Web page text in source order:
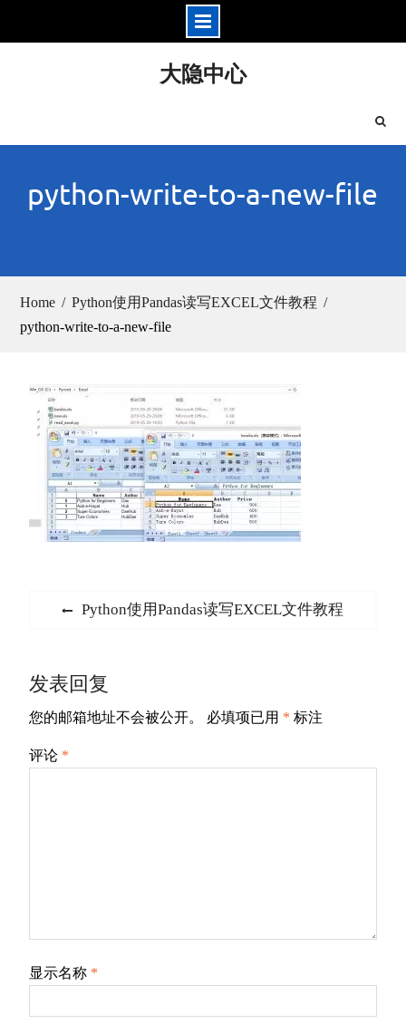
大隐中心
python-write-to-a-new-file
Home
Python使用Pandas读写EXCEL文件教程
python-write-to-a-new-file
航
Previous
Python使用Pandas读写EXCEL文件教程
发表回复
您的邮箱地址不会被公开。 必填项已用 * 标注
评论 *
显示名称 *